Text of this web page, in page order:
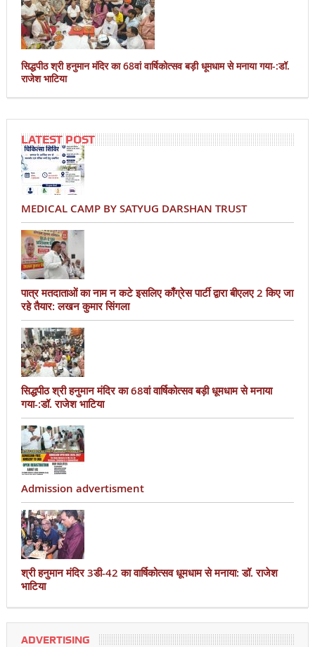
सिद्धपीठ श्री हनुमान मंदिर का 68वां वार्षिकोत्सव बड़ी धूमधाम से मनाया गया-:डॉ.
राजेश भाटिया
LATEST POST
MEDICAL CAMP BY SATYUG DARSHAN TRUST
पात्र मतदाताओं का नाम न कटे इसलिए काँग्रेस पार्टी द्वारा बीएलए 2 किए जा
रहे तैयार: लखन कुमार सिंगला
सिद्धपीठ श्री हनुमान मंदिर का 68वां वार्षिकोत्सव बड़ी धूमधाम से मनाया
गया-:डॉ. राजेश भाटिया
Admission advertisment
श्री हनुमान मंदिर 3डी-42 का वार्षिकोत्सव धूमधाम से मनाया: डॉ. राजेश
भाटिया
ADVERTISING